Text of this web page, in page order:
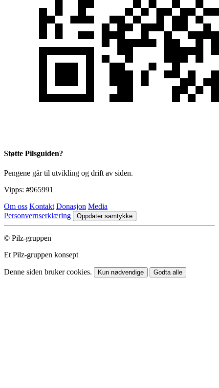
Støtte Pilsguiden?
Pengene går til utvikling og drift av siden.
Vipps: #965991
Om oss Kontakt Donasjon Media
Personvernserklæring
Oppdater samtykke
© Pilz-gruppen
Et Pilz-gruppen konsept
Denne siden bruker cookies. Kun nødvendige Godta alle